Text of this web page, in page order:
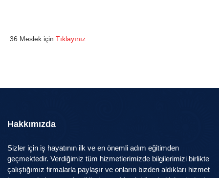
36 Meslek için Tıklayınız
Hakkımızda
Sizler için iş hayatının ilk ve en önemli adım eğitimden
geçmektedir. Verdiğimiz tüm hizmetlerimizde bilgilerimizi birlikte
çalıştığımız firmalarla paylaşır ve onların bizden aldıkları hizmet